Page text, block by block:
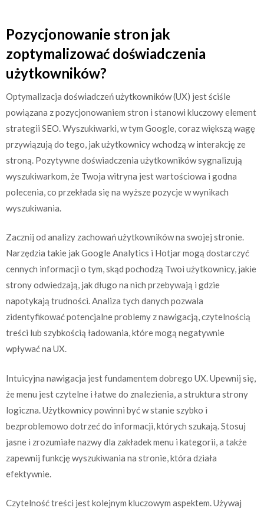
Pozycjonowanie stron jak
zoptymalizować doświadczenia
użytkowników?
Optymalizacja doświadczeń użytkowników (UX) jest ściśle
powiązana z pozycjonowaniem stron i stanowi kluczowy element
strategii SEO. Wyszukiwarki, w tym Google, coraz większą wagę
przywiązują do tego, jak użytkownicy wchodzą w interakcję ze
stroną. Pozytywne doświadczenia użytkowników sygnalizują
wyszukiwarkom, że Twoja witryna jest wartościowa i godna
polecenia, co przekłada się na wyższe pozycje w wynikach
wyszukiwania.
Zacznij od analizy zachowań użytkowników na swojej stronie.
Narzędzia takie jak Google Analytics i Hotjar mogą dostarczyć
cennych informacji o tym, skąd pochodzą Twoi użytkownicy, jakie
strony odwiedzają, jak długo na nich przebywają i gdzie
napotykają trudności. Analiza tych danych pozwala
zidentyfikować potencjalne problemy z nawigacją, czytelnością
treści lub szybkością ładowania, które mogą negatywnie
wpływać na UX.
Intuicyjna nawigacja jest fundamentem dobrego UX. Upewnij się,
że menu jest czytelne i łatwe do znalezienia, a struktura strony
logiczna. Użytkownicy powinni być w stanie szybko i
bezproblemowo dotrzeć do informacji, których szukają. Stosuj
jasne i zrozumiałe nazwy dla zakładek menu i kategorii, a także
zapewnij funkcję wyszukiwania na stronie, która działa
efektywnie.
Czytelność treści jest kolejnym kluczowym aspektem. Używaj